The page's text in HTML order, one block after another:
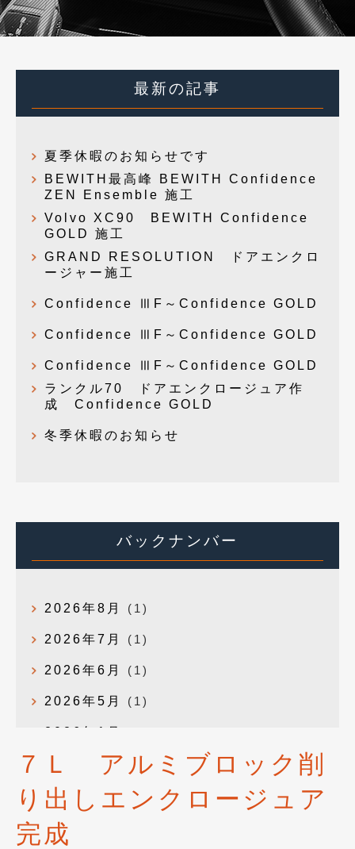
最新の記事
夏季休暇のお知らせです
BEWITH最高峰 BEWITH Confidence
ZEN Ensemble 施工
Volvo XC90 BEWITH Confidence
GOLD 施工
GRAND RESOLUTION ドアエンクロ
ージャー施工
Confidence ⅢF～Confidence GOLD
Confidence ⅢF～Confidence GOLD
Confidence ⅢF～Confidence GOLD
ランクル70 ドアエンクロージュア作
成 Confidence GOLD
冬季休暇のお知らせ
バックナンバー
2026年8月 (1)
2026年7月 (1)
2026年6月 (1)
2026年5月 (1)
2026年1月
2025年12月 (3)
2025年10月 (1)
2025年8月
７Ｌ アルミブロック削
り出しエンクロージュア
完成